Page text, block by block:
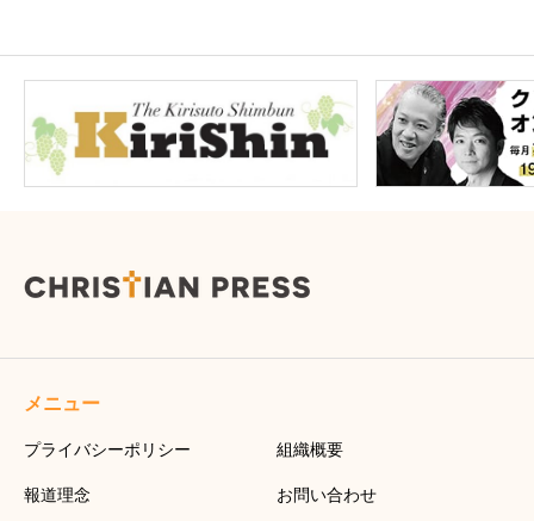
メニュー
プライバシーポリシー 組織概要
報道理念 お問い合わせ